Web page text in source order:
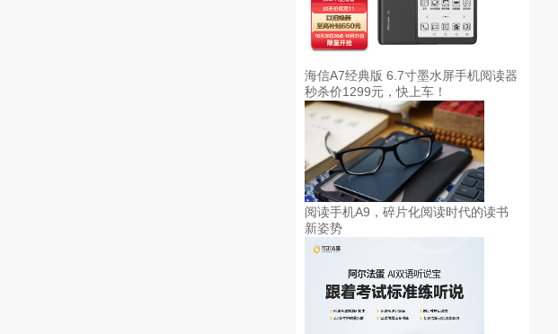
海信A7经典版 6.7寸墨水屏手机阅读器
秒杀价1299元，快上车！
阅读手机A9，碎片化阅读时代的读书
新姿势